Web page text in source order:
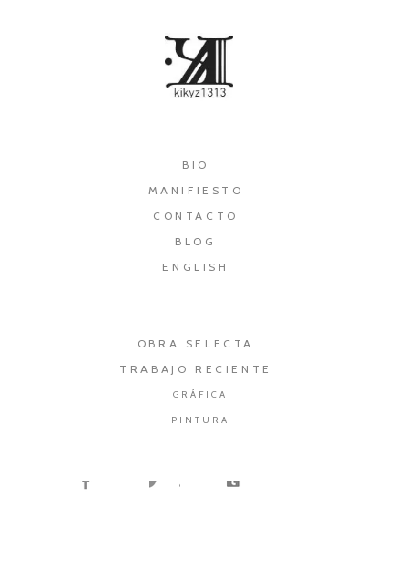
BIO
MANIFIESTO
CONTACTO
BLOG
ENGLISH
OBRA SELECTA
TRABAJO RECIENTE
GRÁFICA
PINTURA